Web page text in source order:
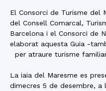
El Consorci de Turisme del
del Consell Comarcal,
Barcelona i el Consorci de
elaborat aquesta Guia -
per atraure turisme
La iaia del Maresme es
dimecres 5 de desembre, a